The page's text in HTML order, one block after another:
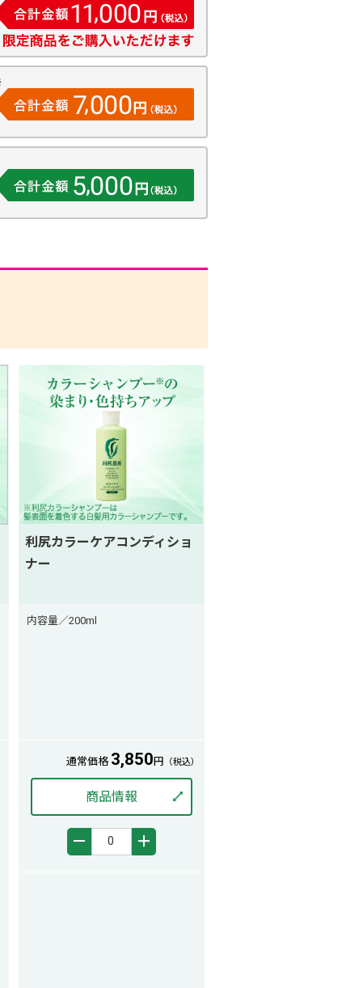
利尻カラーケアコンディショ
ナー
内容量／200ml
通常価格 3,850 円 （税込）
商品情報
－ ＋